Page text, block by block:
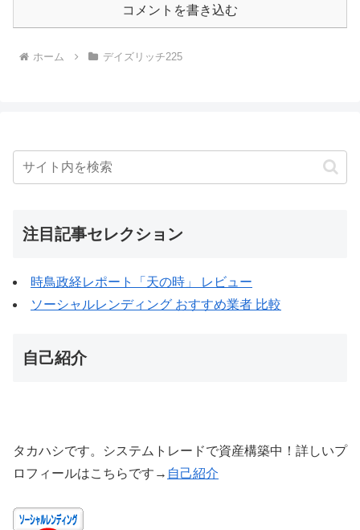
コメントを書き込む
ホーム デイズリッチ225
注目記事セレクション
時鳥政経レポート「天の時」 レビュー
ソーシャルレンディング おすすめ業者 比較
自己紹介
タカハシです。システムトレードで資産構築中！詳しいプ
ロフィールはこちらです→ 自己紹介